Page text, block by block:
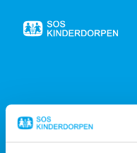
Naar
404, PAGINA